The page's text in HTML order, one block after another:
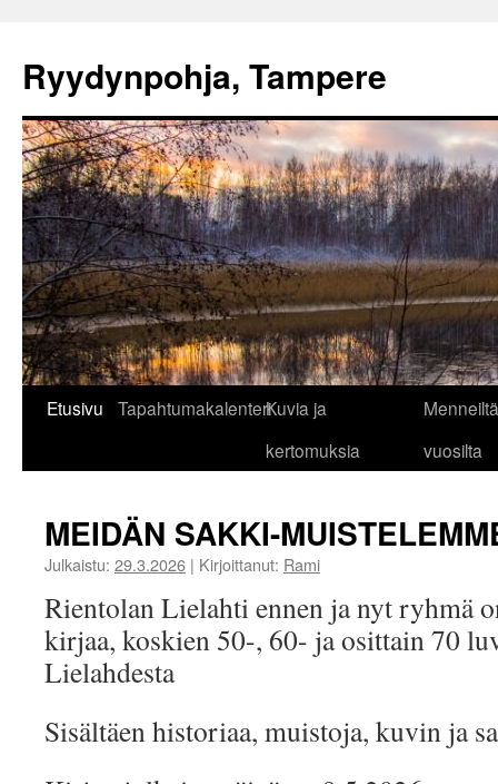
Ryydynpohja, Tampere
Siirry
Etusivu TapahtumakalenteriKuvia ja
kertomuksia
Menneiltä
vuosilta
MEIDÄN SAKKI-
Julkaistu: 29.3.2026 | Kirjoittanut: Rami
Rientolan Lielahti ennen ja nyt ryhmä
kirjaa, koskien 50-, 60- ja osittain 70
Lielahdesta
Sisältäen historiaa, muistoja, kuvin ja